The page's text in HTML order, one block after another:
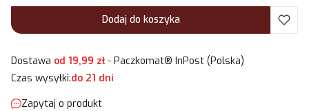
Dodaj do koszyka
Dostawa od 19,99 zł- Paczkomat® InPost (Polska)
Czas wysyłki:do 21 dni
Zapytaj o produkt